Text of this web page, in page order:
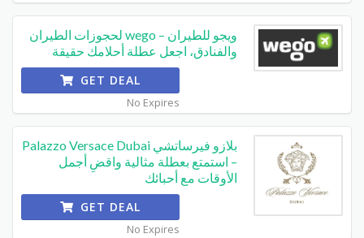
ويجو للطيران – wego لحجوزات الطيران
والفنادق، اجعل عطلة أحلامك حقيقة
GET DEAL
No Expires
بلازو فيرساتشي Palazzo Versace Dubai
– استمتع بعطلة مثالية واقضِ أجمل
الأوقات مع أحبائك
GET DEAL
No Expires